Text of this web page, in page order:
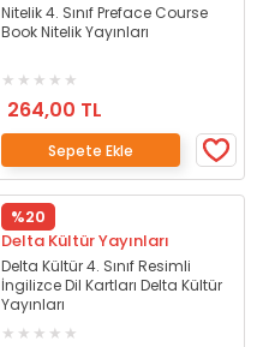
Nitelik 4. Sınıf Preface Course
Book Nitelik Yayınları
264,00 TL
Sepete Ekle
%20
Delta Kültür Yayınları
Delta Kültür 4. Sınıf Resimli
İngilizce Dil Kartları Delta Kültür
Yayınları